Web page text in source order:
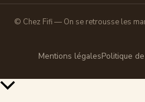
© Chez Fifi — On se retrousse les
Mentions légalesPolitique